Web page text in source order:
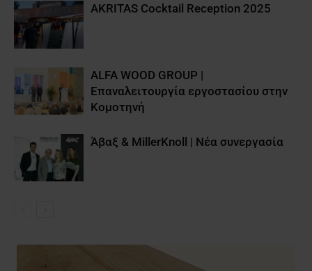
AKRITAS Cocktail Reception 2025
ALFA WOOD GROUP |
Επαναλειτουργία εργοστασίου στην
Κομοτηνή
Άβαξ & MillerKnoll | Νέα συνεργασία